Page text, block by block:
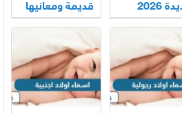
جديدة 2026
جميلة لا
قديمة ومعانيها